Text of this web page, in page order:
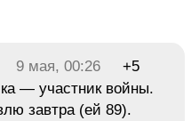
9 мая, 00:26
+5
— участник войны.
завтра (ей 89).